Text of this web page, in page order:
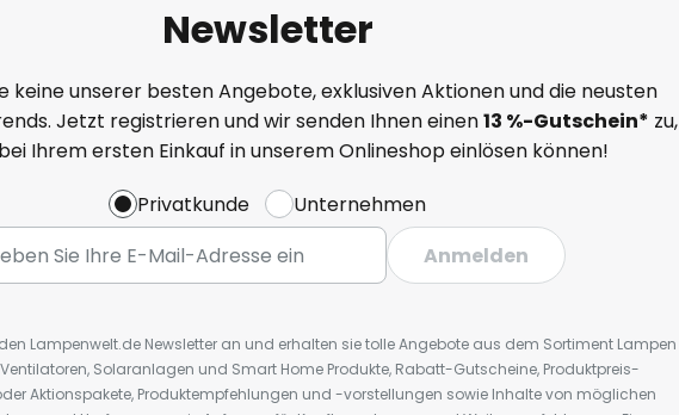
Newsletter
keine unserer besten Angebote, exklusiven Aktionen und die neusten
Jetzt registrieren und wir senden Ihnen einen13 %-Gutschein* zu,
Ihrem ersten Einkauf in unserem Onlineshop einlösen können!
Privatkunde
Unternehmen
Anmelden
Lampenwelt.de Newsletter an und erhalten sie tolle Angebote aus dem Sortiment Lampen
Solaranlagen und Smart Home Produkte, Rabatt-Gutscheine, Produktpreis-
Aktionspakete, Produktempfehlungen und -vorstellungen sowie Inhalte von möglichen